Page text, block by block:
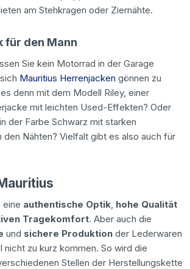
am Stehkragen oder Ziernähte.
für den Mann
Sie kein Motorrad in der Garage
Mauritius Herrenjacken gönnen zu
denn mit dem Modell Riley, einer
mit leichten Used-Effekten? Oder
der Farbe Schwarz mit starken
den Nähten? Vielfalt gibt es also auch für
eine authentische Optik hohe Qualität
Tragekomfort. Aber auch die
und sichere Produktion der Lederwaren
zu kurz kommen. So wird die
Stellen der Herstellungskette